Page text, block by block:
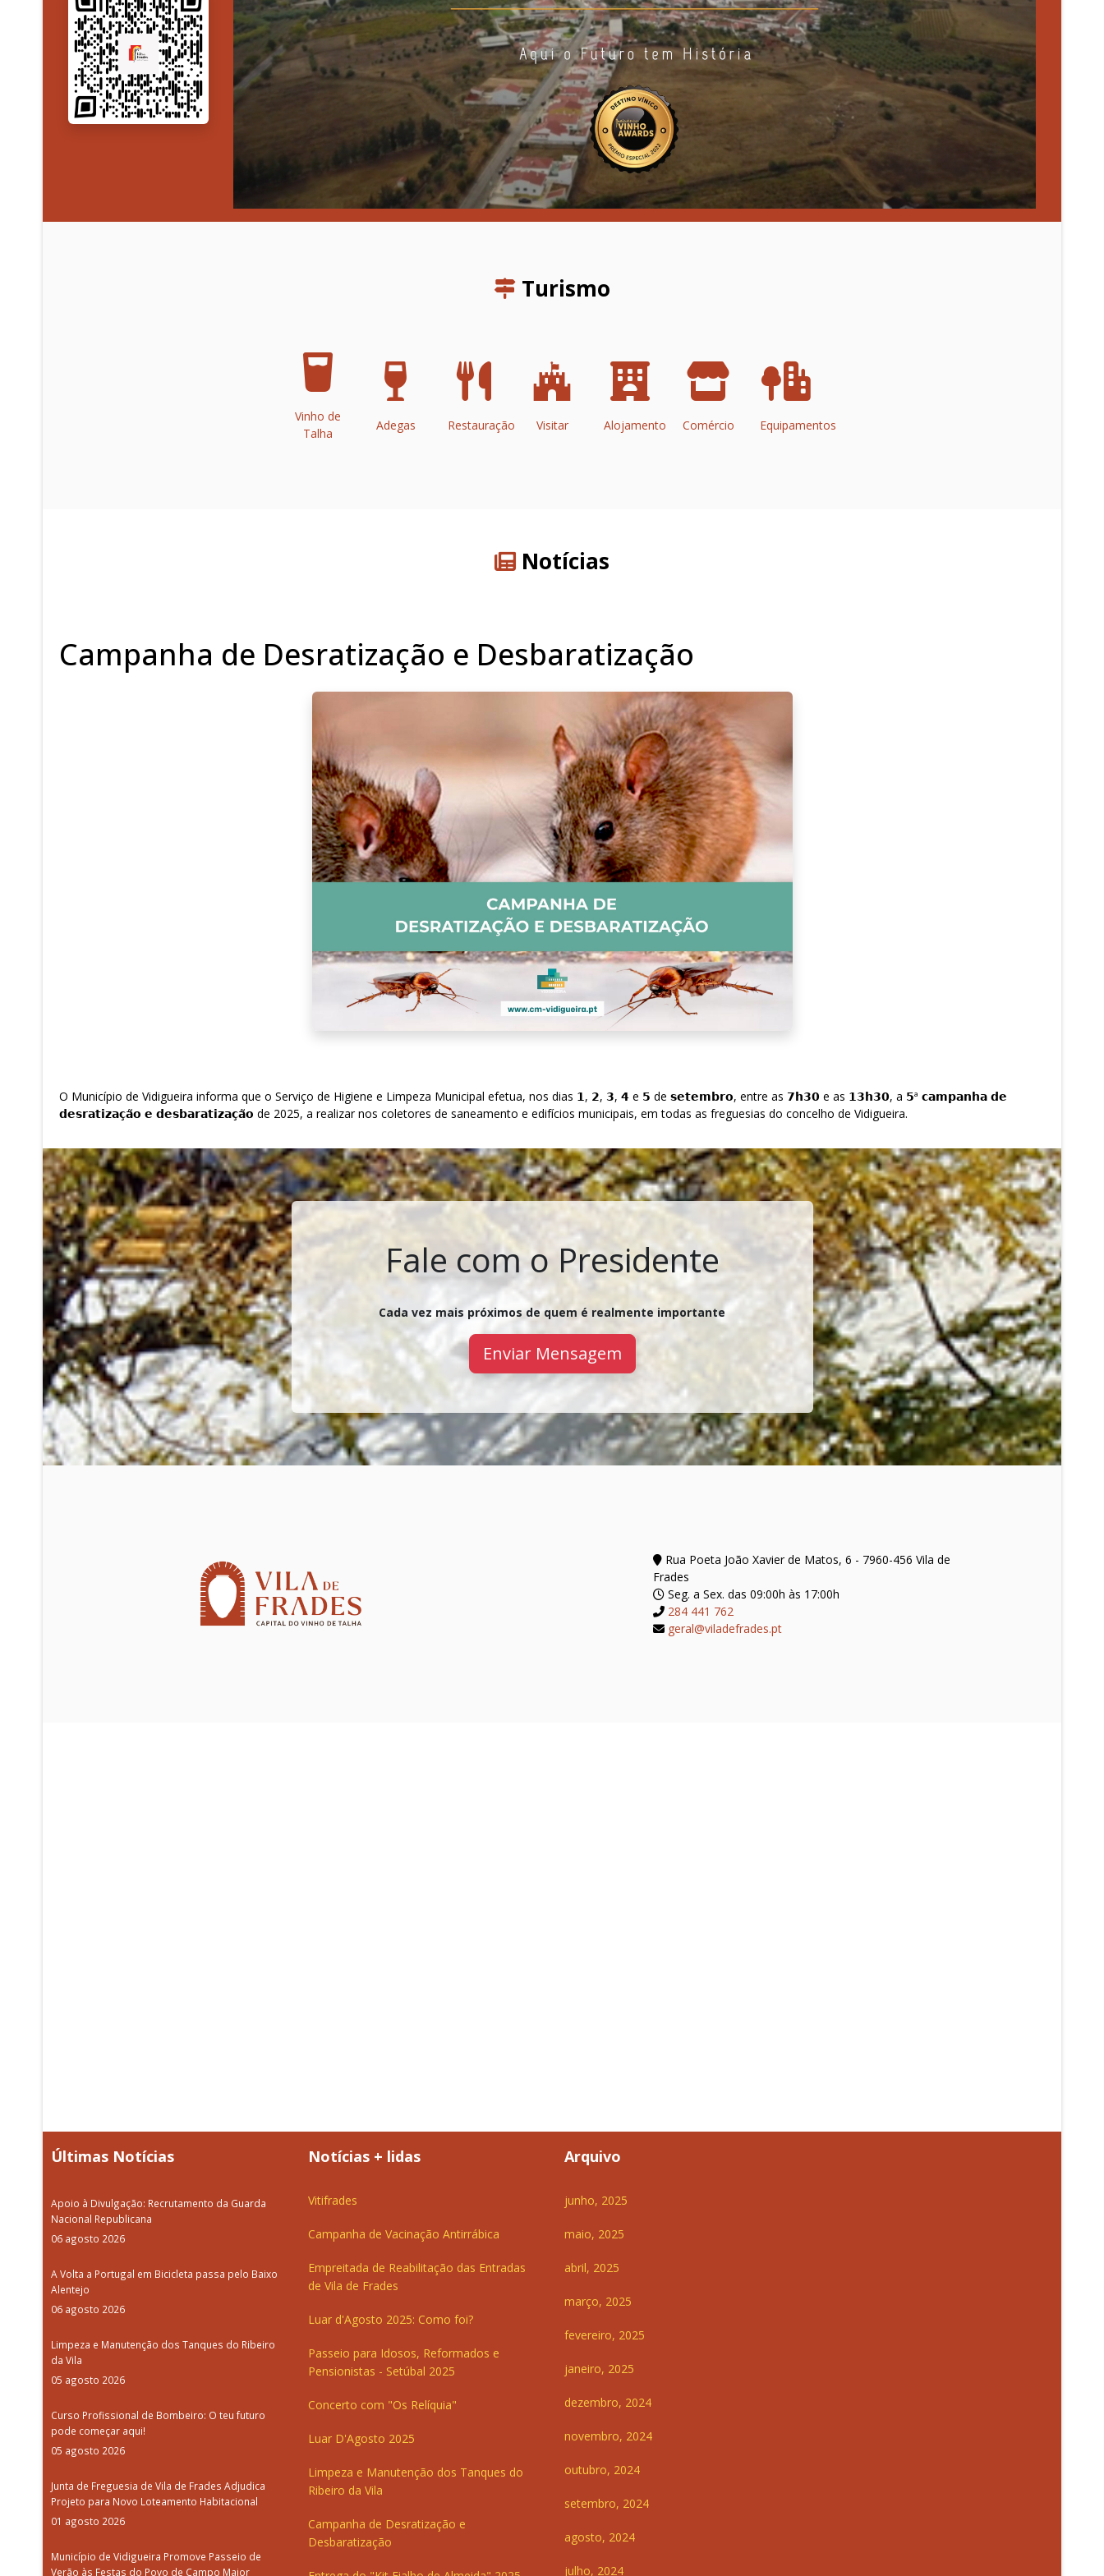
Turismo
Vinho de
Talha
Adegas Restauração Visitar Alojamento Comércio Equipamentos
Notícias
Campanha de Desratização e Desbaratização
O Município de Vidigueira informa que o Serviço de Higiene e Limpeza Municipal efetua, nos dias 𝟭, 𝟮, 𝟯, 𝟰 e 𝟱 de 𝘀𝗲𝘁𝗲𝗺𝗯𝗿𝗼, entre as 𝟳𝗵𝟯𝟬 e as 𝟭𝟯𝗵𝟯𝟬, a 𝟱ª 𝗰𝗮𝗺𝗽𝗮𝗻𝗵𝗮 𝗱𝗲
𝗱𝗲𝘀𝗿𝗮𝘁𝗶𝘇𝗮𝗰̧𝗮̃𝗼 𝗲 𝗱𝗲𝘀𝗯𝗮𝗿𝗮𝘁𝗶𝘇𝗮𝗰̧𝗮̃𝗼 de 2025, a realizar nos coletores de saneamento e edifícios municipais, em todas as freguesias do concelho de Vidigueira.
Fale com o Presidente
Cada vez mais próximos de quem é realmente importante
Enviar Mensagem
Rua Poeta João Xavier de Matos, 6 - 7960-456 Vila de
Frades
Seg. a Sex. das 09:00h às 17:00h
284 441 762
geral@viladefrades.pt
Últimas Notícias
Apoio à Divulgação: Recrutamento da Guarda
Nacional Republicana
06 agosto 2026
A Volta a Portugal em Bicicleta passa pelo Baixo
Alentejo
06 agosto 2026
Limpeza e Manutenção dos Tanques do Ribeiro
da Vila
05 agosto 2026
Curso Profissional de Bombeiro: O teu futuro
pode começar aqui!
05 agosto 2026
Junta de Freguesia de Vila de Frades Adjudica
Projeto para Novo Loteamento Habitacional
01 agosto 2026
Município de Vidigueira Promove Passeio de
Verão às Festas do Povo de Campo Maior
Notícias + lidas
Vitifrades
Campanha de Vacinação Antirrábica
Empreitada de Reabilitação das Entradas
de Vila de Frades
Luar d'Agosto 2025: Como foi?
Passeio para Idosos, Reformados e
Pensionistas - Setúbal 2025
Concerto com "Os Relíquia"
Luar D'Agosto 2025
Limpeza e Manutenção dos Tanques do
Ribeiro da Vila
Campanha de Desratização e
Desbaratização
Arquivo
junho, 2025
maio, 2025
abril, 2025
março, 2025
fevereiro, 2025
janeiro, 2025
dezembro, 2024
novembro, 2024
outubro, 2024
setembro, 2024
agosto, 2024
julho, 2024